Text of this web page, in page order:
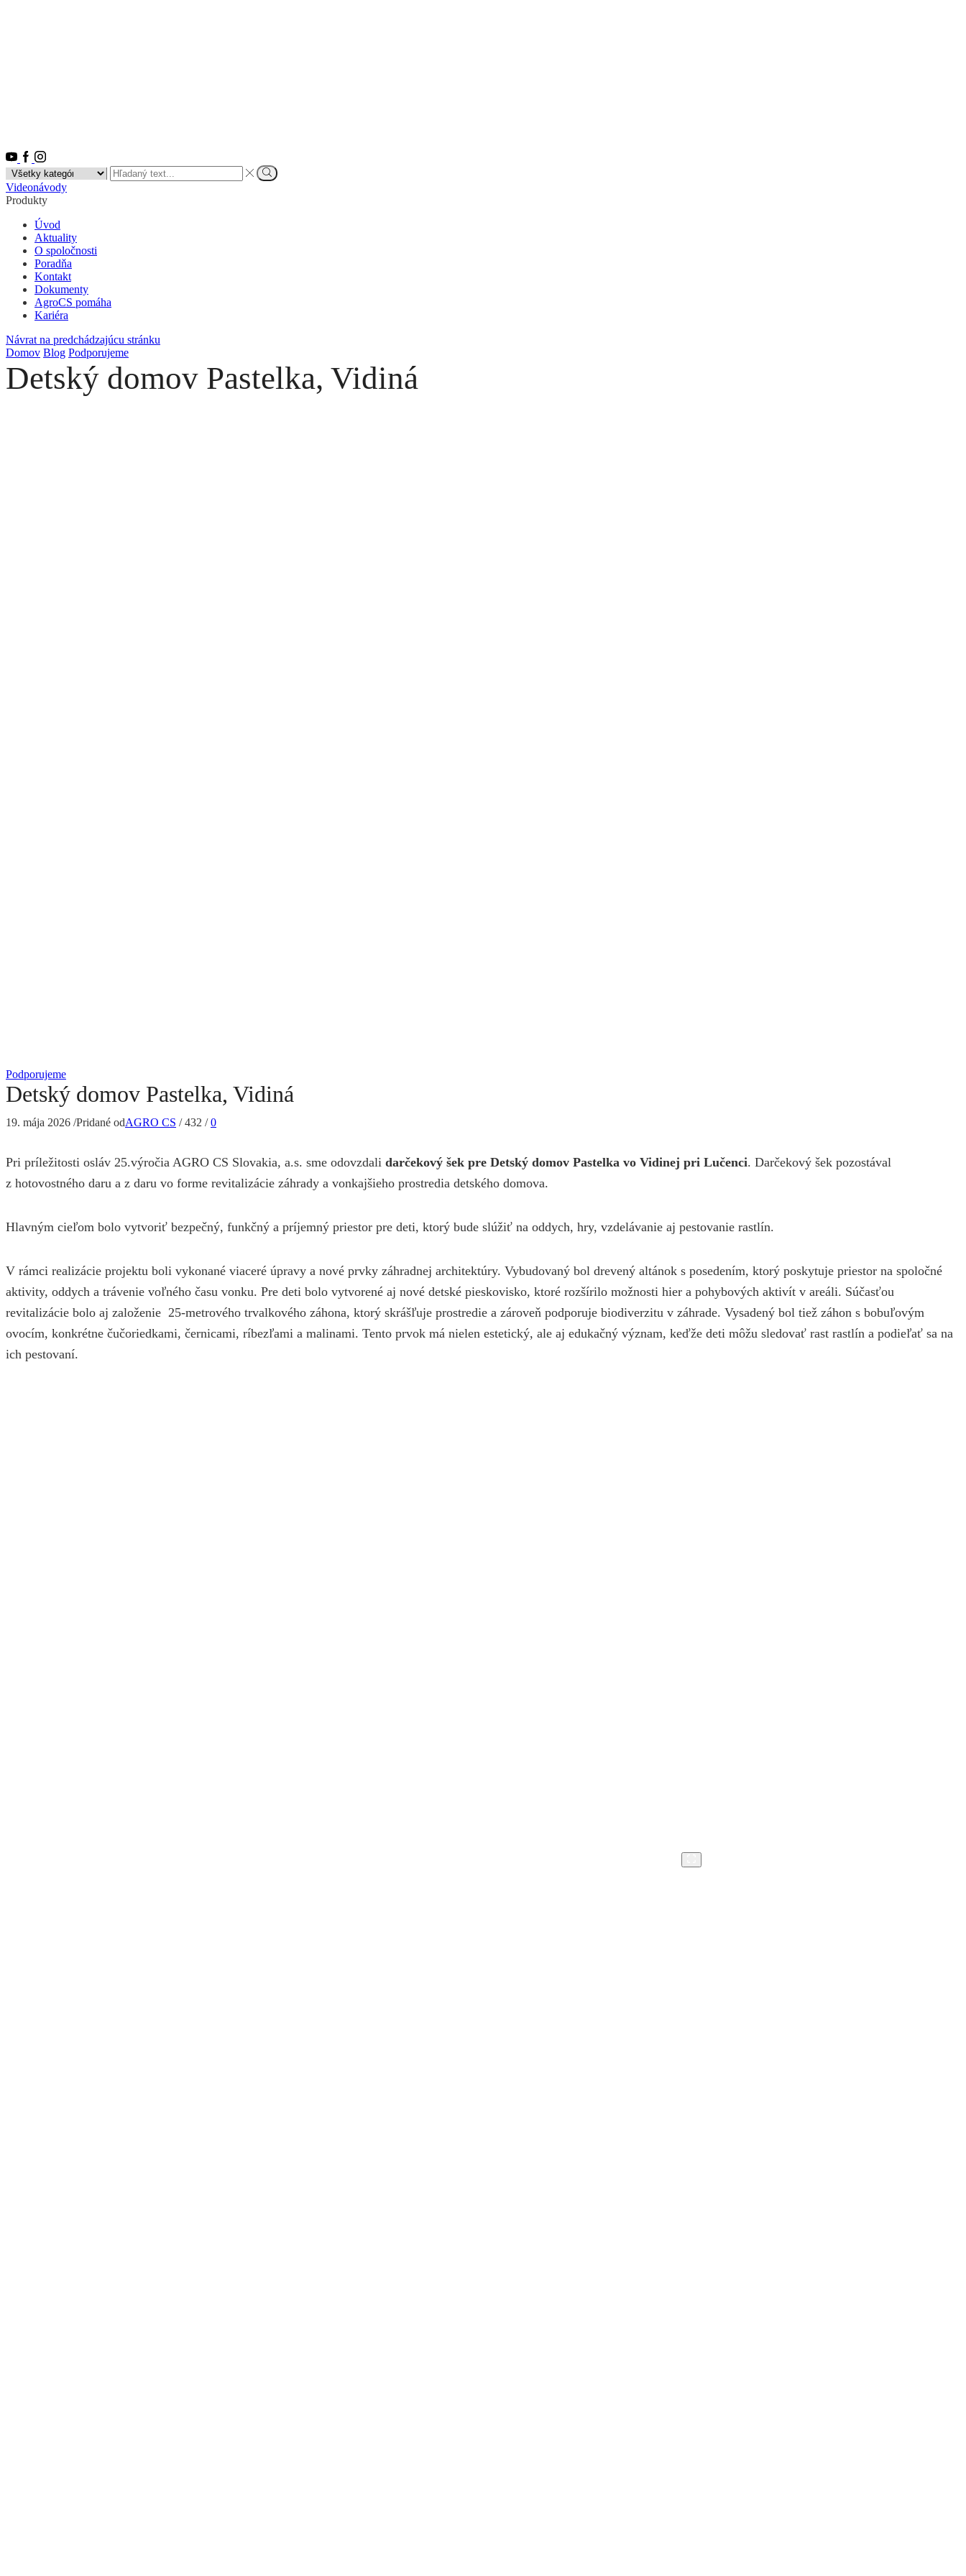
Youtube
Facebook
Instagram
Search
input
Vyhľadať
Videonávody
Produkty
Úvod
Aktuality
O spoločnosti
Poradňa
Kontakt
Dokumenty
AgroCS pomáha
Kariéra
Návrat na predchádzajúcu stránku
Domov Blog Podporujeme
Detský domov Pastelka, Vidiná
Podporujeme
Detský domov Pastelka, Vidiná
19. mája 2026 /Pridané odAGRO CS / 432 / 0
Pri príležitosti osláv 25.výročia AGRO CS Slovakia, a.s. sme odovzdali darčekový šek pre Detský domov Pastelka vo Vidinej pri Lučenci. Darčekový šek pozostával
z hotovostného daru a z daru vo forme revitalizácie záhrady a vonkajšieho prostredia detského domova.
Hlavným cieľom bolo vytvoriť bezpečný, funkčný a príjemný priestor pre deti, ktorý bude slúžiť na oddych, hry, vzdelávanie aj pestovanie rastlín.
V rámci realizácie projektu boli vykonané viaceré úpravy a nové prvky záhradnej architektúry. Vybudovaný bol drevený altánok s posedením, ktorý poskytuje priestor na spoločné
aktivity, oddych a trávenie voľného času vonku. Pre deti bolo vytvorené aj nové detské pieskovisko, ktoré rozšírilo možnosti hier a pohybových aktivít v areáli. Súčasťou
revitalizácie bolo aj založenie 25-metrového trvalkového záhona, ktorý skrášľuje prostredie a zároveň podporuje biodiverzitu v záhrade. Vysadený bol tiež záhon s bobuľovým
ovocím, konkrétne čučoriedkami, černicami, ríbezľami a malinami. Tento prvok má nielen estetický, ale aj edukačný význam, keďže deti môžu sledovať rast rastlín a podieľať sa na
ich pestovaní.